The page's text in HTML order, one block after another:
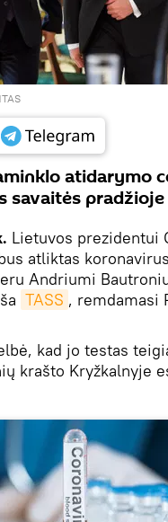
atidarymo
savaitės pradžioje
Lietuvos prezidentui
atliktas
Andriumi
TASS , remdamasi
kad jo testas
krašto Kryžkalnyje